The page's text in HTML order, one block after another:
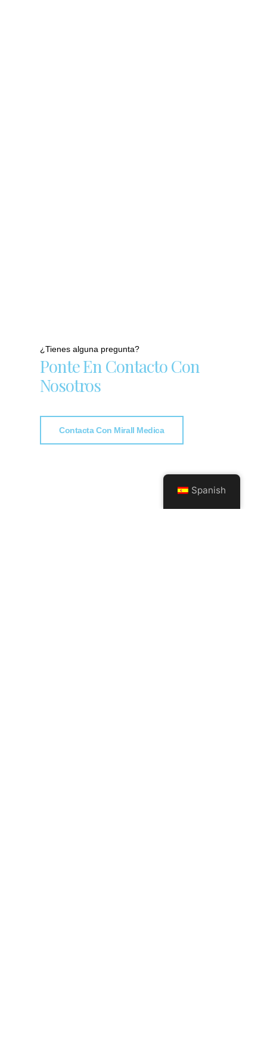
¿Tienes alguna pregunta?
Ponte En Contacto Con
Nosotros
Contacta Con Mirall Medica
Spanish